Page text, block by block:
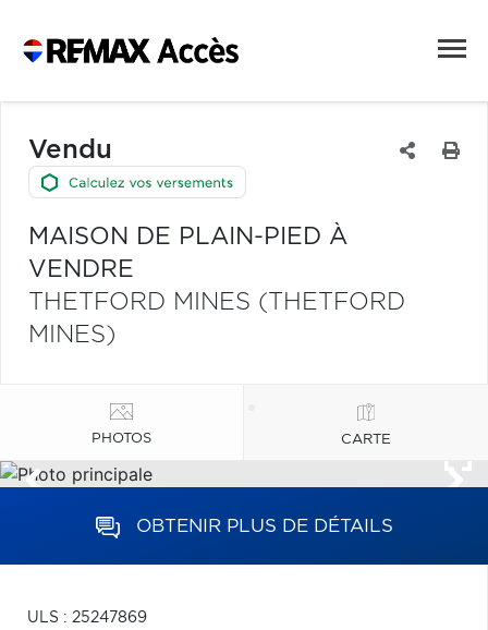
Vendu
MAISON DE PLAIN-PIED À
VENDRE
THETFORD MINES (THETFORD
MINES)
PHOTOS CARTE
OBTENIR PLUS DE DÉTAILS
ULS : 25247869